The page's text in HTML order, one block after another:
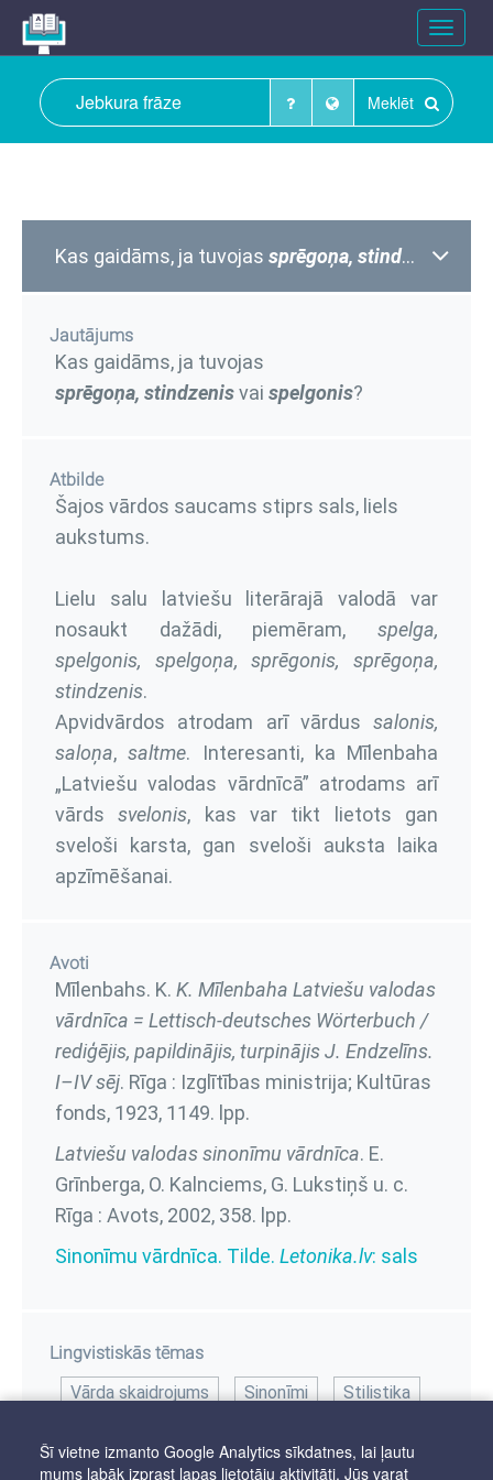
Toggle
Meklēt
Kas gaidāms, ja tuvojas sprēgoņa, stindzenis
Jautājums
Kas gaidāms, ja tuvojas
sprēgoņa, stindzenisvai spelgonis?
Atbilde
Šajos vārdos saucams stiprs sals, liels
aukstums.
Lielu salu latviešu literārajā valodā var
nosaukt dažādi, piemēram, spelga,
spelgonis, spelgoņa, sprēgonis, sprēgoņa,
stindzenis.
Apvidvārdos atrodam arī vārdus salonis,
saloņa,saltme. Interesanti, ka Mīlenbaha
„Latviešu valodas vārdnīcā” atrodams arī
vārdssvelonis, kas var tikt lietots gan
sveloši karsta, gan sveloši auksta laika
apzīmēšanai.
Avoti
Mīlenbahs. K. K. Mīlenbaha Latviešu valodas
vārdnīca = Lettisch-deutsches Wörterbuch /
rediģējis, papildinājis, turpinājis J. Endzelīns.
I–IV sēj. Rīga : Izglītības ministrija; Kultūras
fonds, 1923, 1149. lpp.
Latviešu valodas sinonīmu vārdnīca. E.
Grīnberga, O. Kalnciems, G. Lukstiņš u. c.
Rīga : Avots, 2002, 358. lpp.
Sinonīmu vārdnīca. Tilde. Letonika.lv: sals
Lingvistiskās tēmas
Vārda skaidrojums Sinonīmi Stilistika
Šī vietne izmanto Google Analytics sīkdatnes, lai ļautu
mums labāk izprast lapas lietotāju aktivitāti. Jūs varat